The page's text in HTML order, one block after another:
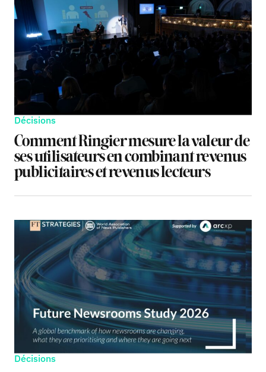
Décisions
Comment Ringier mesure la valeur de
ses utilisateurs en combinant revenus
publicitaires et revenus lecteurs
Décisions